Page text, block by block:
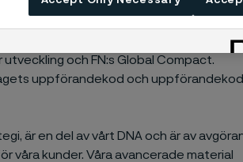
internationella principer och
utveckling och FN:s Global Compact.
uppförandekod och
är en del av vårt DNA och är av
våra kunder. Våra avancerade material